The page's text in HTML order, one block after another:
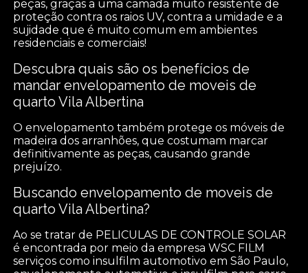
peças, graças a uma camada muito resistente de
proteção contra os raios UV, contra a umidade e a
sujidade que é muito comum em ambientes
residenciais e comerciais!
Descubra quais são os benefícios de
mandar envelopamento de moveis de
quarto Vila Albertina
O envelopamento também protege os móveis de
madeira dos arranhões, que costumam marcar
definitivamente as peças, causando grande
prejuízo.
Buscando envelopamento de moveis de
quarto Vila Albertina?
Ao se tratar de PELICULAS DE CONTROLE SOLAR
é encontrada por meio da empresa WSC FILM
serviços como insulfilm automotivo em São Paulo,